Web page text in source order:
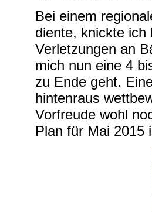
Bei einem
diente, knickte
Verletzungen an
mich nun eine 4
zu Ende geht.
hintenraus
Vorfreude wohl
Plan für Mai 2015